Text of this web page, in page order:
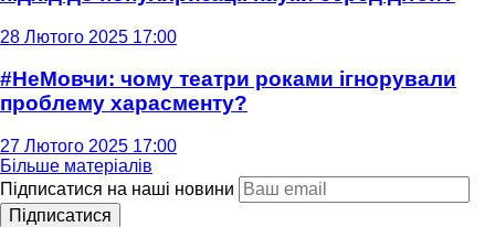
28 Лютого 2025 17:00
#НеМовчи: чому театри роками ігнорували
проблему харасменту?
27 Лютого 2025 17:00
Більше матеріалів
Підписатися на наші новини
Підписатися